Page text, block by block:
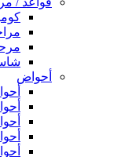
أحواض